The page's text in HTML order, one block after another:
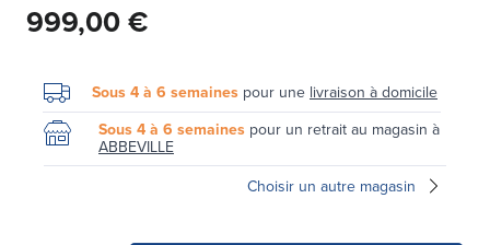
999,00 €
Sous 4 à 6 semaines pour une livraison à domicile
Sous 4 à 6 semaines pour un retrait au magasin à
ABBEVILLE
Choisir un autre magasin